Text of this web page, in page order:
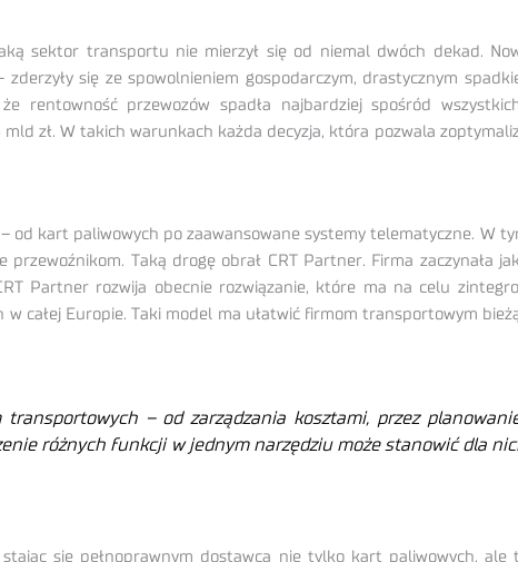
sektor transportu nie mierzył się od niemal dwóch dekad.
się ze spowolnieniem gospodarczym, drastycznym
przewozów spadła najbardziej spośród
mld zł. W takich warunkach każda decyzja, która pozwala
kart paliwowych po zaawansowane systemy telematyczne. W
Taką drogę obrał CRT Partner. Firma zaczynała
Partner rozwija obecnie rozwiązanie, które ma na celu
całej Europie. Taki model ma ułatwić firmom transportowym
– od zarządzania kosztami, przez
różnych funkcji w jednym narzędziu może stanowić dla
się pełnoprawnym dostawcą nie tylko kart paliwowych, ale